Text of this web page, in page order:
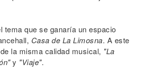
tema que se ganaría un espacio
Casa de La Limosna. A este
la misma calidad musical, "La
y "Viaje".